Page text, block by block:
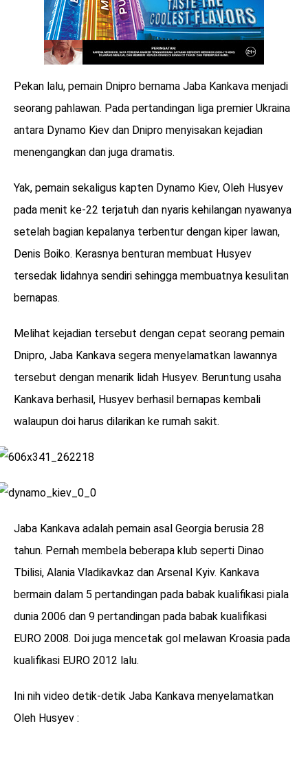
Pekan lalu, pemain Dnipro bernama Jaba Kankava menjadi
seorang pahlawan. Pada pertandingan liga premier Ukraina
antara Dynamo Kiev dan Dnipro menyisakan kejadian
menengangkan dan juga dramatis.
Yak, pemain sekaligus kapten Dynamo Kiev, Oleh Husyev
pada menit ke-22 terjatuh dan nyaris kehilangan nyawanya
setelah bagian kepalanya terbentur dengan kiper lawan,
Denis Boiko. Kerasnya benturan membuat Husyev
tersedak lidahnya sendiri sehingga membuatnya kesulitan
bernapas.
Melihat kejadian tersebut dengan cepat seorang pemain
Dnipro, Jaba Kankava segera menyelamatkan lawannya
tersebut dengan menarik lidah Husyev. Beruntung usaha
Kankava berhasil, Husyev berhasil bernapas kembali
walaupun doi harus dilarikan ke rumah sakit.
Jaba Kankava adalah pemain asal Georgia berusia 28
tahun. Pernah membela beberapa klub seperti Dinao
Tbilisi, Alania Vladikavkaz dan Arsenal Kyiv. Kankava
bermain dalam 5 pertandingan pada babak kualifikasi piala
dunia 2006 dan 9 pertandingan pada babak kualifikasi
EURO 2008. Doi juga mencetak gol melawan Kroasia pada
kualifikasi EURO 2012 lalu.
Ini nih video detik-detik Jaba Kankava menyelamatkan
Oleh Husyev :